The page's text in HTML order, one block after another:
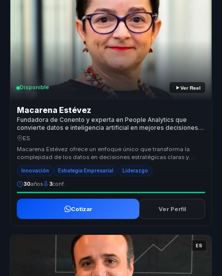
Disponible Ver Reel
Macarena Estévez
Fundadora de Conento y experta en People Analytics que
convierte datos e inteligencia artificial en mejores decisiones y
ventaja competitiva para empresas.
ES
Macarena Estévez ofrece un enfoque único que transforma la
complejidad de los datos en decisiones estratégicas claras y
efectivas. Su hab...
Innovación Estrategia Empresarial Liderazgo
30años 3conf.
Cotizar Ver Perfil
ES